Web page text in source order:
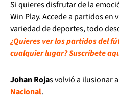
Si quieres disfrutar de la
Win Play. Accede a partidos en
variedad de deportes, todo
¿Quieres ver los partidos del
cualquier lugar? Suscríbete
Johan Rojas volvió a ilusionar
Nacional.